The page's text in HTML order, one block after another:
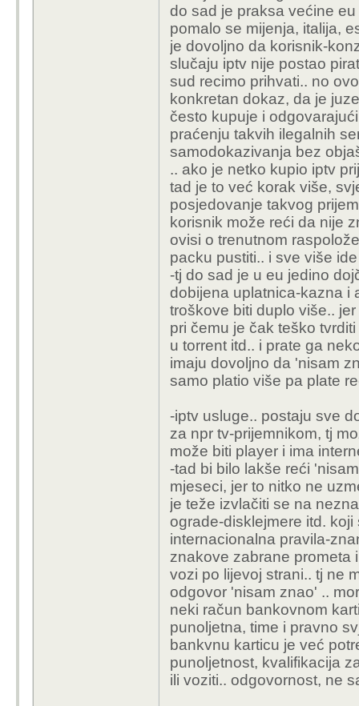
do sad je praksa većine
pomalo se mijenja, italija,
je dovoljno da korisnik-
slučaju iptv nije postao
sud recimo prihvati.. no
konkretan dokaz, da je
često kupuje i
praćenju takvih ilegalnih
samodokazivanja bez
.. ako je netko kupio iptv
tad je to već korak više,
posjedovanje takvog
korisnik može reći da nije
ovisi o trenutnom
packu pustiti.. i sve više
-tj do sad je u eu jedino
dobijena uplatnica-kazna i
troškove biti duplo više..
pri čemu je čak teško
u torrent itd.. i prate ga
imaju dovoljno da 'nisam
samo platio više pa plate
-iptv usluge.. postaju sve
za npr tv-prijemnikom, tj
može biti player i ima
-tad bi bilo lakše reći
mjeseci, jer to nitko ne
je teže izvlačiti se na
ograde-disklejmere itd.
internacionalna pravila-
znakove zabrane prometa
vozi po lijevoj strani.. tj ne
odgovor 'nisam znao' ..
neki račun bankovnom
punoljetna, time i pravno
bankvnu karticu je već
punoljetnost, kvalifikacija
ili voziti.. odgovornost, ne